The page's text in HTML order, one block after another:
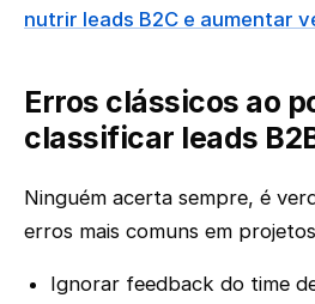
nutrir leads B2C e aumentar
Erros clássicos ao
classificar leads
Ninguém acerta sempre, é
erros mais comuns em
Ignorar feedback do time